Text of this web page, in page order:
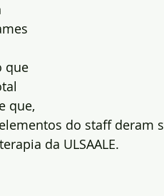
que
que,
do staff deram
da ULSAALE.